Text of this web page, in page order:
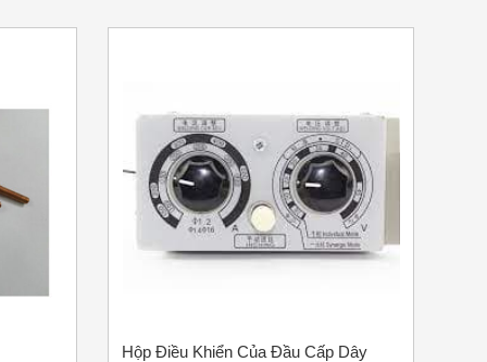
Hộp Điều Khiển Của Đầu Cấp Dây